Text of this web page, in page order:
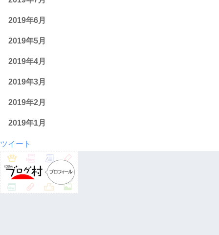
2019年6月
2019年5月
2019年4月
2019年3月
2019年2月
2019年1月
ツイート